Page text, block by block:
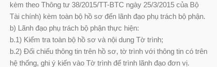
kèm theo Thông tư 38/2015/TT-BTC ngày 25/3/2015 của Bộ
Tài chính) kèm toàn bộ hồ sơ đến lãnh đạo phụ trách bộ phận.
b) Lãnh đạo phụ trách bộ phận thực hiện:
b.1) Kiểm tra toàn bộ hồ sơ và nội dung Tờ trình;
b.2) Đối chiếu thông tin trên hồ sơ, tờ trình với thông tin có trên
hệ thống, ghi ý kiến vào Tờ trình để trình lãnh đạo đơn vị.